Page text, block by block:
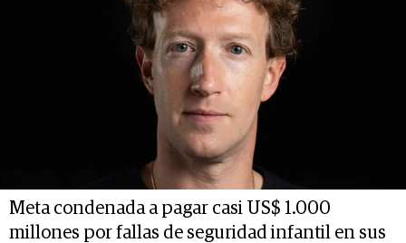
Meta condenada a pagar casi US$ 1.000
millones por fallas de seguridad infantil en sus